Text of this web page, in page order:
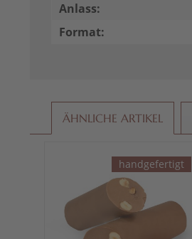
Anlass:
Format:
ÄHNLICHE ARTIKEL
handgefertigt